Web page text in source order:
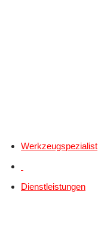
Werkzeugspezialist
Dienstleistungen